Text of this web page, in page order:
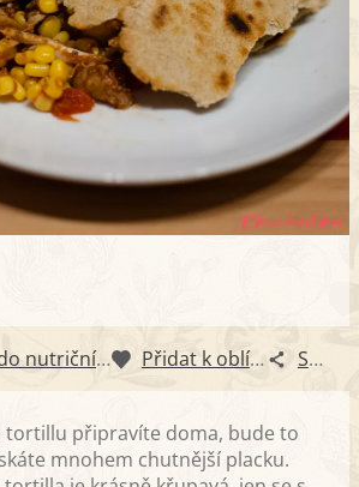
Zapsat do nutričního diáře Přidat k oblíbeným Sdílet
tortillu připravíte doma, bude to
mnohem chutnější placku.